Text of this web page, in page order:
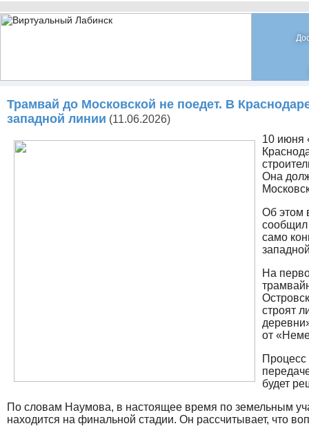
Трамвай до Московской не поедет. В
западной линии (11.06.2026)
10 июня
Она
Об этом
сообщил
само
На
строят
от
Процесс
будет
По словам Наумова, в настоящее время по земельным
находится на финальной стадии. Он рассчитывает, что